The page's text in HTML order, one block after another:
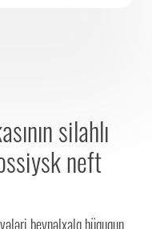
silahlı
neft
beynəlxalq hüququn